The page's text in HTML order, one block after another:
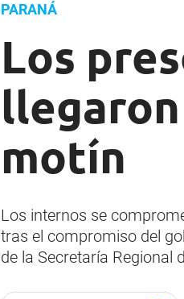
PARANÁ
Los
motín
Los internos se
tras el compromiso del
de la Secretaría Regional